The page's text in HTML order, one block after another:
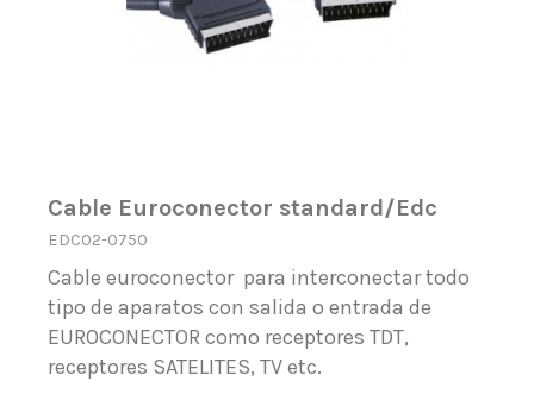
Cable Euroconector standard/Edc
EDC02-0750
Cable euroconector para interconectar todo
tipo de aparatos con salida o entrada de
EUROCONECTOR como receptores TDT,
receptores SATELITES, TV etc.